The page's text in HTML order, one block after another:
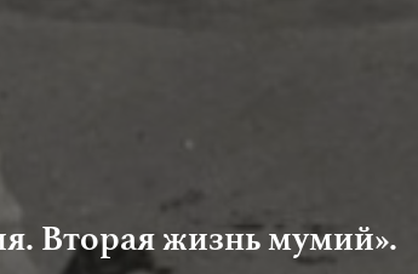
Вторая жизнь мумий».